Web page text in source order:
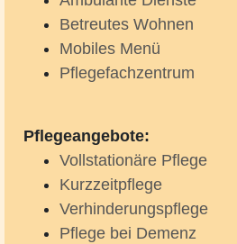
Betreutes Wohnen
Mobiles Menü
Pflegefachzentrum
Pflegeangebote:
Vollstationäre Pflege
Kurzzeitpflege
Verhinderungspflege
Pflege bei Demenz